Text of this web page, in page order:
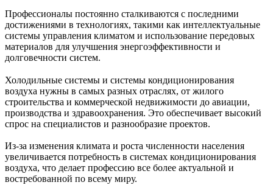
Профессионалы постоянно сталкиваются с последними
достижениями в технологиях, такими как интеллектуальные
системы управления климатом и использование передовых
материалов для улучшения энергоэффективности и
долговечности систем.
Холодильные системы и системы кондиционирования
воздуха нужны в самых разных отраслях, от жилого
строительства и коммерческой недвижимости до авиации,
производства и здравоохранения. Это обеспечивает высокий
спрос на специалистов и разнообразие проектов.
Из-за изменения климата и роста численности населения
увеличивается потребность в системах кондиционирования
воздуха, что делает профессию все более актуальной и
востребованной по всему миру.